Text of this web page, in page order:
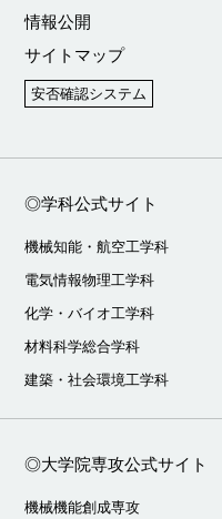
情報公開
サイトマップ
安否確認システム
◎学科公式サイト
機械知能・航空工学科
電気情報物理工学科
化学・バイオ工学科
材料科学総合学科
建築・社会環境工学科
◎大学院専攻公式サイト
機械機能創成専攻